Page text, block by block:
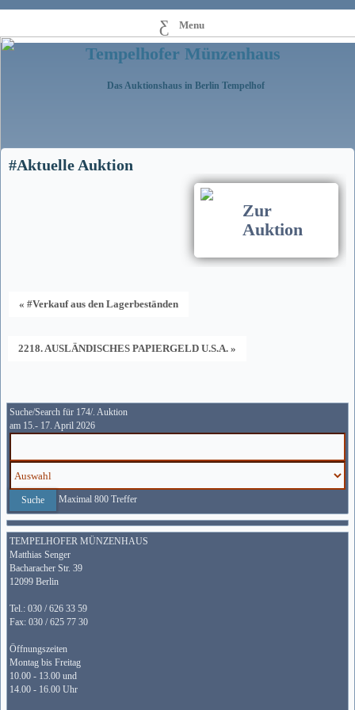
Menu
Tempelhofer Münzenhaus
Das Auktionshaus in Berlin Tempelhof
#Aktuelle Auktion
Zur
Auktion
« #Verkauf aus den Lagerbeständen
2218. AUSLÄNDISCHES PAPIERGELD U.S.A. »
Suche/Search für 174/. Auktion
am 15.- 17. April 2026
Maximal 800 Treffer
TEMPELHOFER MÜNZENHAUS
Matthias Senger
Bacharacher Str. 39
12099 Berlin
Tel.: 030 / 626 33 59
Fax: 030 / 625 77 30
Öffnungszeiten
Montag bis Freitag
10.00 - 13.00 und
14.00 - 16.00 Uhr